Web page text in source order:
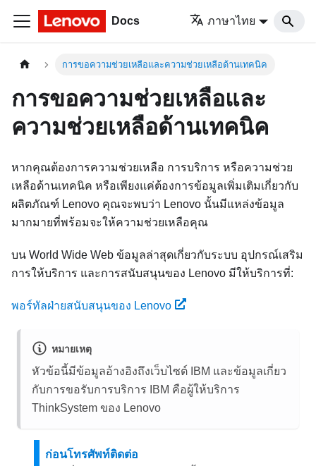
Docs ภาษาไทย
การขอความช่วยเหลือและความช่วยเหลือด้านเทคนิค
การขอความช่วยเหลือและ
ความช่วยเหลือด้านเทคนิค
หากคุณต้องการความช่วยเหลือ การบริการ หรือความช่วย
เหลือด้านเทคนิค หรือเพียงแค่ต้องการข้อมูลเพิ่มเติมเกี่ยวกับ
ผลิตภัณฑ์ Lenovo คุณจะพบว่า Lenovo นั้นมีแหล่งข้อมูล
มากมายที่พร้อมจะให้ความช่วยเหลือคุณ
บน World Wide Web ข้อมูลล่าสุดเกี่ยวกับระบบ อุปกรณ์เสริม
การให้บริการ และการสนับสนุนของ Lenovo มีให้บริการที่:
พอร์ทัลฝ่ายสนับสนุนของ Lenovo
หมายเหตุ
หัวข้อนี้มีข้อมูลอ้างอิงถึงเว็บไซต์ IBM และข้อมูลเกี่ยว
กับการขอรับการบริการ IBM คือผู้ให้บริการ
ThinkSystem ของ Lenovo
ก่อนโทรศัพท์ติดต่อ